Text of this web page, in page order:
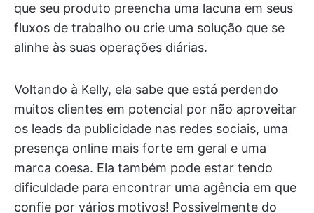
que seu produto preencha uma lacuna em seus
fluxos de trabalho ou crie uma solução que se
alinhe às suas operações diárias.
Voltando à Kelly, ela sabe que está perdendo
muitos clientes em potencial por não aproveitar
os leads da publicidade nas redes sociais, uma
presença online mais forte em geral e uma
marca coesa. Ela também pode estar tendo
dificuldade para encontrar uma agência em que
confie por vários motivos! Possivelmente do